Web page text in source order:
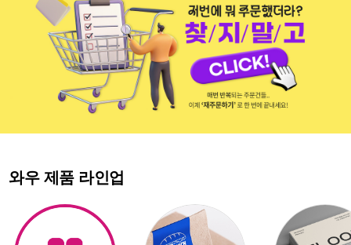
와우 제품 라인업